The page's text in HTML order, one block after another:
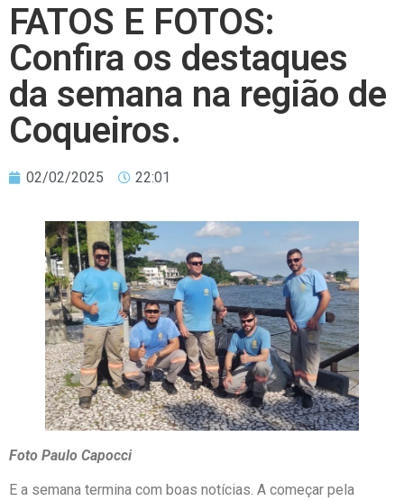
FATOS E FOTOS:
Confira os destaques
da semana na região de
Coqueiros.
02/02/2025 22:01
Foto Paulo Capocci
E a semana termina com boas notícias. A começar pela